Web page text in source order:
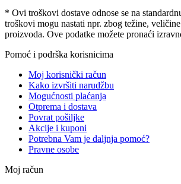
* Ovi troškovi dostave odnose se na
troškovi mogu nastati npr. zbog težine,
proizvoda. Ove podatke možete pronaći
Pomoć i podrška korisnicima
Moj korisnički račun
Kako izvršiti narudžbu
Mogućnosti plaćanja
Otprema i dostava
Povrat pošiljke
Akcije i kuponi
Potrebna Vam je daljnja pomoć?
Pravne osobe
Moj račun